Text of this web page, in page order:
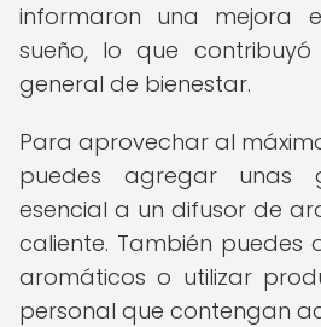
informaron una mejora
sueño, lo que
general de bienestar.
Para aprovechar al
puedes agregar unas
esencial a un difusor de
caliente. También puedes
aromáticos o utilizar
personal que contengan